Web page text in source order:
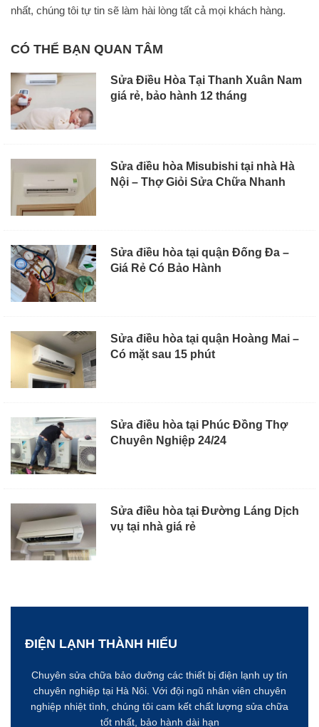
nhất, chúng tôi tự tin sẽ làm hài lòng tất cả mọi khách hàng.
CÓ THỂ BẠN QUAN TÂM
Sửa Điều Hòa Tại Thanh Xuân Nam
giá rẻ, bảo hành 12 tháng
Sửa điều hòa Misubishi tại nhà Hà
Nội – Thợ Giỏi Sửa Chữa Nhanh
Sửa điều hòa tại quận Đống Đa –
Giá Rẻ Có Bảo Hành
Sửa điều hòa tại quận Hoàng Mai –
Có mặt sau 15 phút
Sửa điều hòa tại Phúc Đồng Thợ
Chuyên Nghiệp 24/24
Sửa điều hòa tại Đường Láng Dịch
vụ tại nhà giá rẻ
ĐIỆN LẠNH THÀNH HIẾU
Chuyên sửa chữa bảo dưỡng các thiết bị điện lạnh uy tín
chuyên nghiệp tại Hà Nôi. Với đội ngũ nhân viên chuyên
nghiệp nhiệt tình, chúng tôi cam kết chất lượng sửa chữa
tốt nhất, bảo hành dài hạn